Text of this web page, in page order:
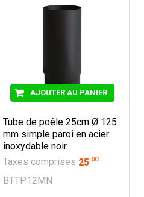
AJOUTER AU PANIER
Tube de poêle 25cm Ø 125
mm simple paroi en acier
inoxydable noir
Taxes comprises 25.00
BTTP12MN